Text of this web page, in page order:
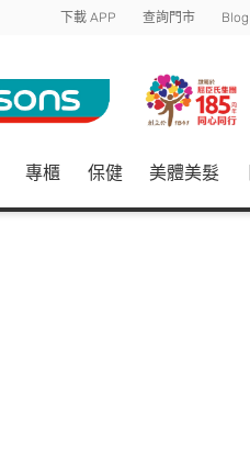
下載 APP 查詢門市 Blog
專櫃 保健 美體美髮